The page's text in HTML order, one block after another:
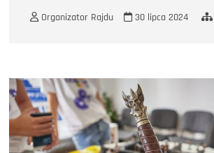
Organizator Rajdu 30 lipca 2024